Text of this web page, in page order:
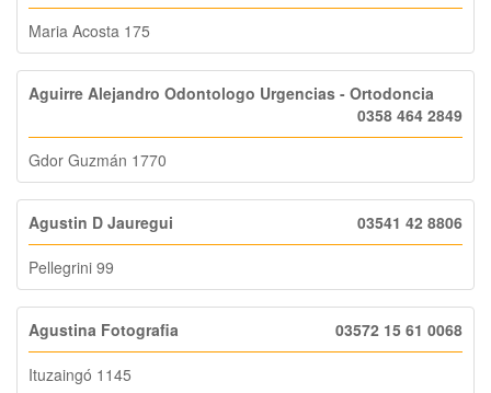
Maria Acosta 175
Aguirre Alejandro Odontologo Urgencias - Ortodoncia
0358 464 2849
Gdor Guzmán 1770
Agustin D Jauregui 03541 42 8806
Pellegrini 99
Agustina Fotografia 03572 15 61 0068
Ituzaingó 1145